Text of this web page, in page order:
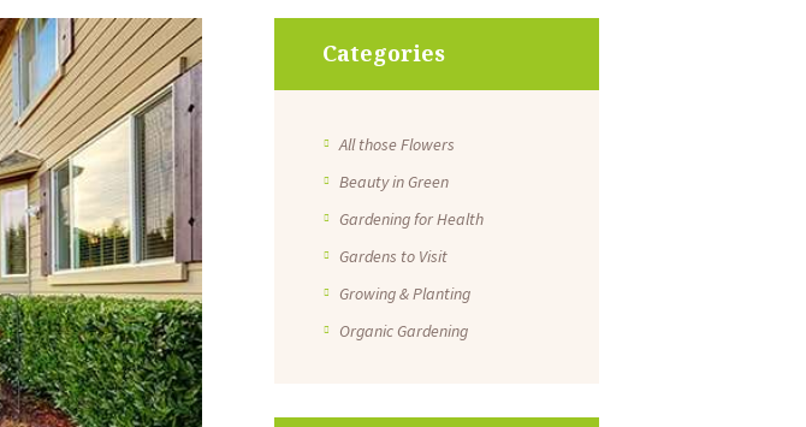
Categories
All those Flowers
Beauty in Green
Gardening for Health
Gardens to Visit
Growing & Planting
Organic Gardening